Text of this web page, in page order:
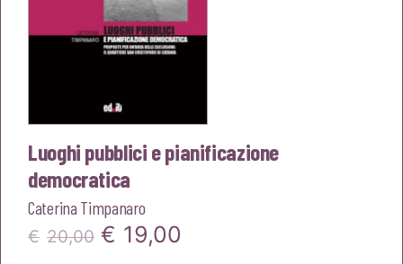
Luoghi pubblici e pianificazione
democratica
Caterina Timpanaro
€ 20,00 Il
€ 19,00